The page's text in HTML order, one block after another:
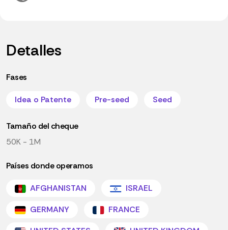
Detalles
Fases
Idea o Patente Pre-seed Seed
Tamaño del cheque
50K - 1M
Países donde operamos
AFGHANISTAN
ISRAEL
GERMANY
FRANCE